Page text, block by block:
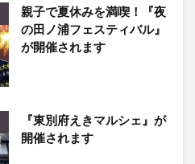
親子で夏休みを満喫！『夜
の田ノ浦フェスティバル』
が開催されます
『東別府えきマルシェ』が
開催されます